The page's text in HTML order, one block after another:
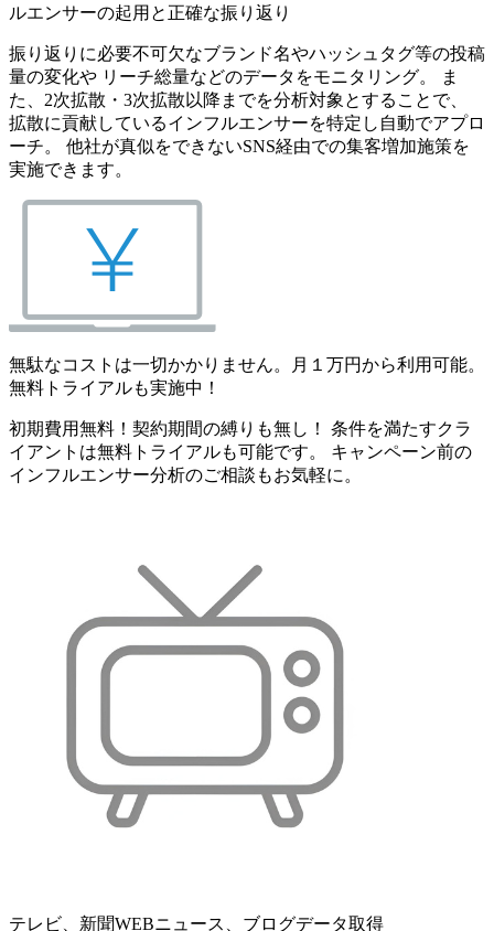
ルエンサーの起用と正確な振り返り
振り返りに必要不可欠なブランド名やハッシュタグ等の投稿
量の変化や リーチ総量などのデータをモニタリング。 ま
た、2次拡散・3次拡散以降までを分析対象とすることで、
拡散に貢献しているインフルエンサーを特定し自動でアプロ
ーチ。 他社が真似をできないSNS経由での集客増加施策を
実施できます。
無駄なコストは一切かかりません。月１万円から利用可能。
無料トライアルも実施中！
初期費用無料！契約期間の縛りも無し！ 条件を満たすクラ
イアントは無料トライアルも可能です。 キャンペーン前の
インフルエンサー分析のご相談もお気軽に。
テレビ、新聞WEBニュース、ブログデータ取得